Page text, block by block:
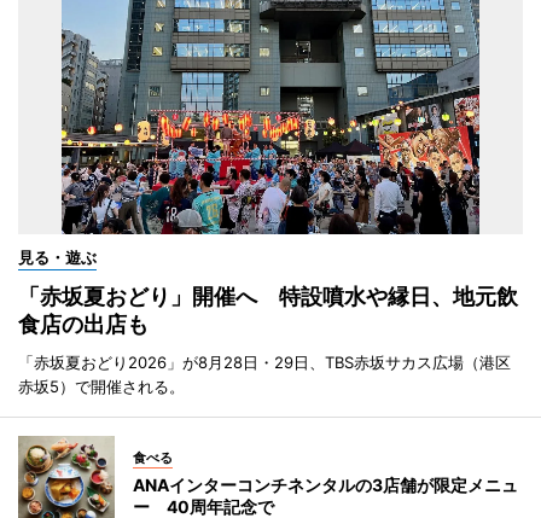
見る・遊ぶ
「赤坂夏おどり」開催へ 特設噴水や縁日、地元飲
食店の出店も
「赤坂夏おどり2026」が8月28日・29日、TBS赤坂サカス広場（港区
赤坂5）で開催される。
食べる
ANAインターコンチネンタルの3店舗が限定メニュ
ー 40周年記念で